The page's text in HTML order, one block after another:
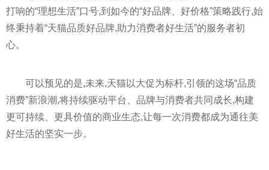
打响的“理想生活”口号,到如今的“好品牌、好价格”策略践行,始
终秉持着“天猫品质好品牌,助力消费者好生活”的服务者初
心。
可以预见的是,未来,天猫以大促为标杆,引领的这场“品质
消费”新浪潮,将持续驱动平台、品牌与消费者共同成长,构建
更可持续、更具价值的商业生态,让每一次消费都成为通往美
好生活的坚实一步。